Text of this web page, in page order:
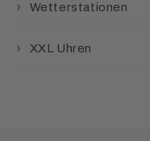
Wetterstationen
XXL Uhren